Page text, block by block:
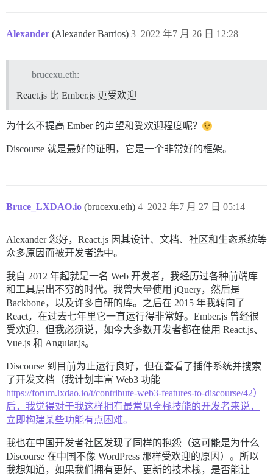
Alexander (Alexander Barrios) 2022 年7 月 26 日 12:28
3
brucexu.eth:
React.js 比 Ember.js 更受欢迎
为什么不提高 Ember 的声望和受欢迎程度呢？
Discourse 就是最好的证明，它是一个非常好的框架。
Bruce_LXDAO.io (brucexu.eth) 2022 年7 月 27 日 05:14
4
Alexander 您好，React.js 因其设计、文档、社区和生态系统等
众多原因而被开发者选中。
我自 2012 年起就是一名 Web 开发者，我经历过各种前端库
和工具层出不穷的时代。我曾大量使用 jQuery，然后是
Backbone，以及许多自研的库。之后在 2015 年我转向了
React，在过去七年里它一直运行得非常好。Ember.js 曾经很
受欢迎，但我必须说，如今大多数开发者都在使用 React.js、
Vue.js 和 Angular.js。
Discourse 到目前为止运行良好，但在查看了插件系统并搜索
了开发文档（我计划丰富 Web3 功能
https://forum.lxdao.io/t/contribute-web3-features-to-discourse/42）
后，我觉得对于我这样拥有最常见全栈技能的开发者来说，
立即构建某些功能有点困难。
我也在中国开发者社区发现了同样的抱怨（这可能是为什么
Discourse 在中国不像 WordPress 那样受欢迎的原因）。所以
我想知道，如果我们拥有更好、更新的技术栈，是否能让